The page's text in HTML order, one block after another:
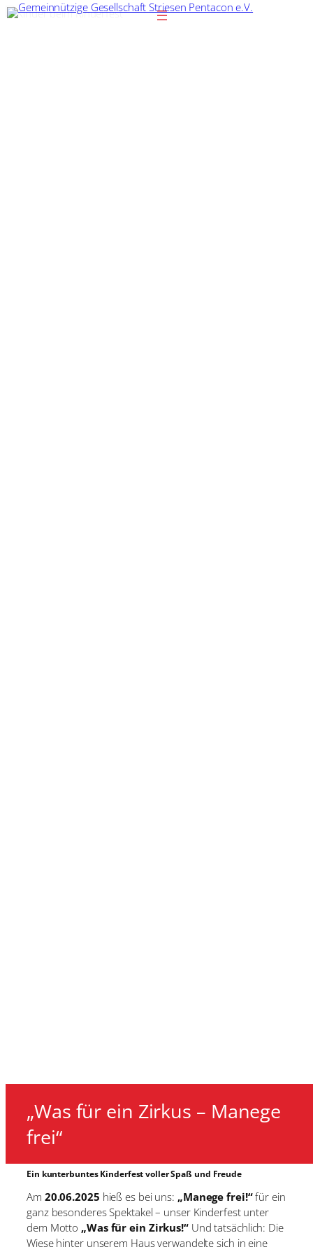
„Was für ein Zirkus – Manege
frei“
Ein kunterbuntes Kinderfest voller Spaß und Freude
Am 20.06.2025 hieß es bei uns: „Manege frei!“für ein
ganz besonderes Spektakel – unser Kinderfest unter
dem Motto „Was für ein Zirkus!“Und tatsächlich: Die
Wiese hinter unserem Haus verwandelte sich in eine